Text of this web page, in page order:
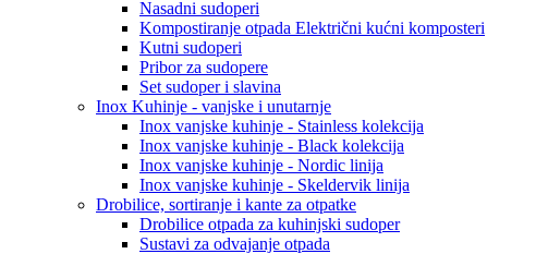
Nasadni sudoperi
Kompostiranje otpada Električni kućni komposteri
Kutni sudoperi
Pribor za sudopere
Set sudoper i slavina
Inox Kuhinje - vanjske i unutarnje
Inox vanjske kuhinje - Stainless kolekcija
Inox vanjske kuhinje - Black kolekcija
Inox vanjske kuhinje - Nordic linija
Inox vanjske kuhinje - Skeldervik linija
Drobilice, sortiranje i kante za otpatke
Drobilice otpada za kuhinjski sudoper
Sustavi za odvajanje otpada